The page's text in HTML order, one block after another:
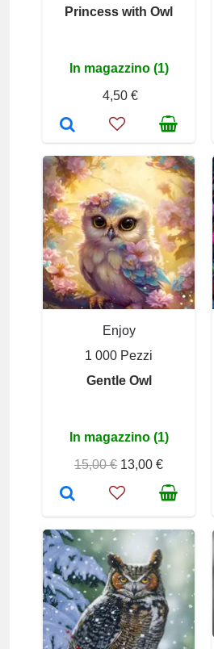
Princess with Owl
In magazzino (1)
4,50 €
Enjoy
1 000 Pezzi
Gentle Owl
In magazzino (1)
15,00 € 13,00 €